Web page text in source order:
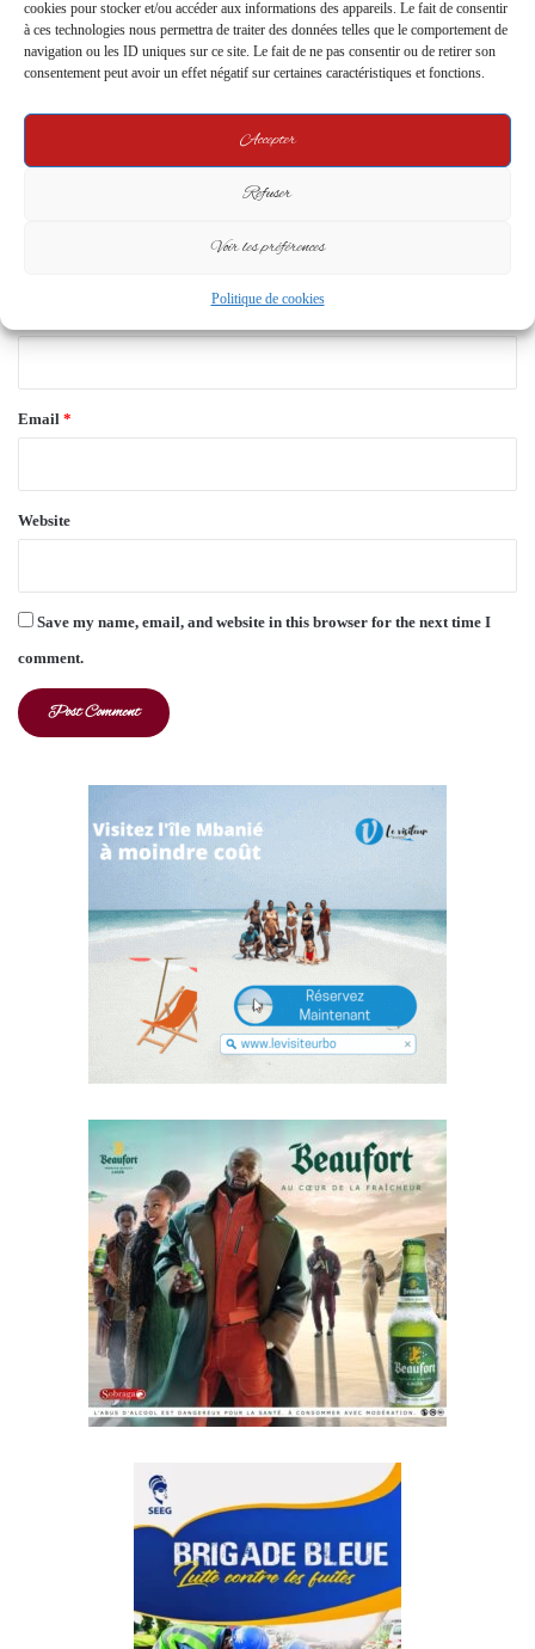
cookies pour stocker et/ou accéder aux informations des appareils. Le fait de consentir
à ces technologies nous permettra de traiter des données telles que le comportement de
navigation ou les ID uniques sur ce site. Le fait de ne pas consentir ou de retirer son
consentement peut avoir un effet négatif sur certaines caractéristiques et fonctions.
Accepter
Refuser
Voir les préférences
Politique de cookies
Your email address will not be published. Required fields are marked*
C
m
Email *
Website
Save my name, email, and website in this browser for the next time I
comment.